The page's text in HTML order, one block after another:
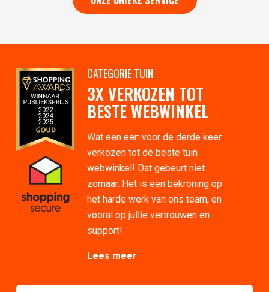
CATEGORIE TUIN
3X VERKOZEN TOT
BESTE WEBWINKEL
Wat een eer: voor de derde keer
verkozen tot dé beste tuin
webwinkel! Dat gebeurt niet
zomaar. Het is een bekroning op
het harde werk van ons team, en
vooral op jullie vertrouwen en
support!
Lees meer